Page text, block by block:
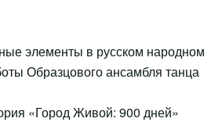
элементы в русском народном
Образцового ансамбля танца
«Город Живой: 900 дней»